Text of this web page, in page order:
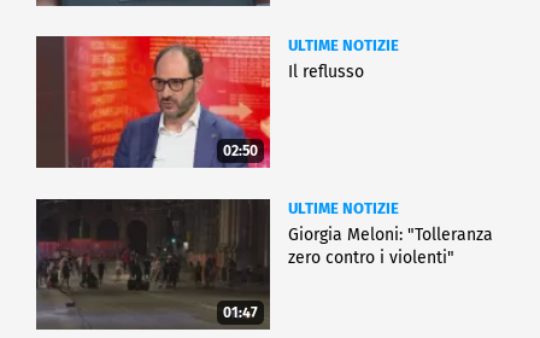
02:50
ULTIME NOTIZIE
Il reflusso
01:47
ULTIME NOTIZIE
Giorgia Meloni: "Tolleranza
zero contro i violenti"